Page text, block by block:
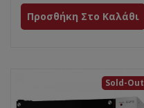
Προσθήκη Στο Καλάθι
Sold-Out